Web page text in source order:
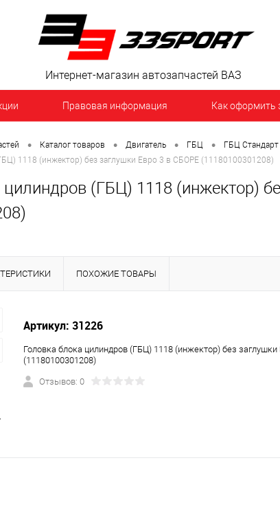
Интернет-магазин автозапчастей ВАЗ
Правовая информация Как оформить
• Каталог товаров • Двигатель • ГБЦ • ГБЦ Стандарт
1118 (инжектор) без заглушки Евро 3 в СБОРЕ (11180100301208)
цилиндров (ГБЦ) 1118 (инжектор)
ПОХОЖИЕ ТОВАРЫ
Артикул: 31226
Головка блока цилиндров (ГБЦ) 1118 (инжектор) без
(11180100301208)
Отзывов: 0